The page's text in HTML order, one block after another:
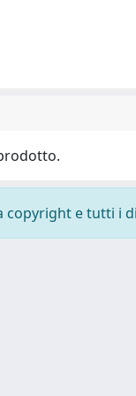
e tutti i